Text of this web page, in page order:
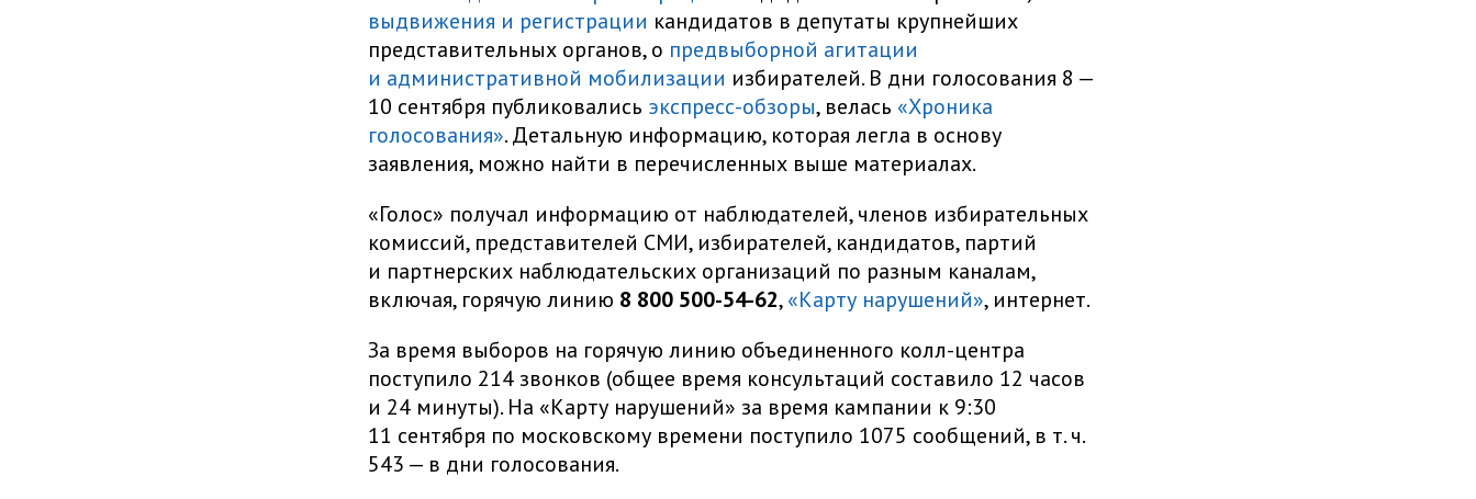
выдвижения и регистрации кандидатов в депутаты крупнейших
представительных органов, о предвыборной агитации
и административной мобилизации избирателей. В дни голосования 8 —
10 сентября публиковались экспресс-обзоры, велась «Хроника
голосования». Детальную информацию, которая легла в основу
заявления, можно найти в перечисленных выше материалах.
«Голос» получал информацию от наблюдателей, членов избирательных
комиссий, представителей СМИ, избирателей, кандидатов, партий
и партнерских наблюдательских организаций по разным каналам,
включая, горячую линию 8 800 500-54-62,«Карту нарушений», интернет.
За время выборов на горячую линию объединенного колл-центра
поступило 214 звонков (общее время консультаций составило 12 часов
и 24 минуты). На «Карту нарушений» за время кампании к 9:30
11 сентября по московскому времени поступило 1075 сообщений, в т. ч.
543 — в дни голосования.